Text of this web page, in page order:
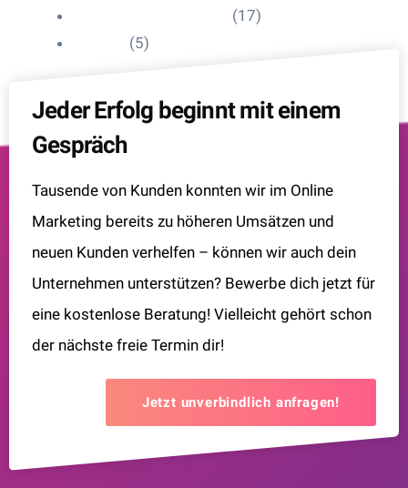
(17)
(5)
Jeder Erfolg beginnt mit einem
Gespräch
Tausende von Kunden konnten wir im Online
Marketing bereits zu höheren Umsätzen und
neuen Kunden verhelfen – können wir auch dein
Unternehmen unterstützen? Bewerbe dich jetzt für
eine kostenlose Beratung! Vielleicht gehört schon
der nächste freie Termin dir!
Jetzt unverbindlich anfragen!